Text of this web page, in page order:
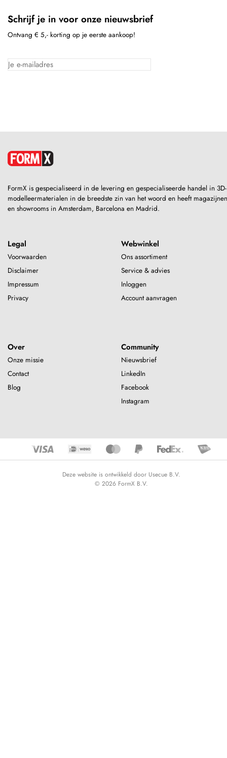
Schrijf je in voor onze nieuwsbrief
Ontvang € 5,- korting op je eerste aankoop!
FormX is gespecialiseerd in de levering en gespecialiseerde handel in 3D-
modelleermaterialen in de breedste zin van het woord en heeft magazijnen
en showrooms in Amsterdam, Barcelona en Madrid.
Legal
Voorwaarden
Disclaimer
Impressum
Privacy
Webwinkel
Ons assortiment
Service & advies
Inloggen
Account aanvragen
Over
Onze missie
Contact
Blog
Community
Nieuwsbrief
LinkedIn
Facebook
Instagram
Deze website is ontwikkeld door Usecue B.V.
© 2026 FormX B.V.